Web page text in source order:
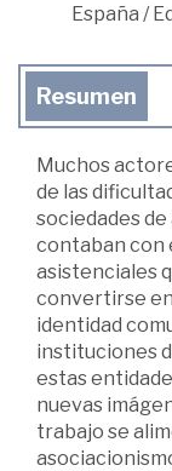
España /
Resumen
Muchos
de las
sociedades
contaban con
asistenciales
convertirse
identidad
instituciones
estas
nuevas
trabajo se